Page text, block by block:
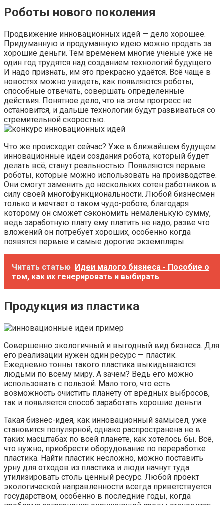
Роботы нового поколения
Продвижение инновационных идей — дело хорошее.
Придуманную и продуманную идею можно продать за
хорошие деньги. Тем временем многие учёные уже не
один год трудятся над созданием технологий будущего.
И надо признать, им это прекрасно удаётся. Всё чаще в
новостях можно увидеть, как появляются роботы,
способные отвечать, совершать определённые
действия. Понятное дело, что на этом прогресс не
остановится, и дальше технологии будут развиваться со
стремительной скоростью.
Что же происходит сейчас? Уже в ближайшем будущем
инновационные идеи создания робота, который будет
делать всё, станут реальностью. Появляются первые
роботы, которые можно использовать на производстве.
Они смогут заменить до нескольких сотен работников в
силу своей многофункциональности. Любой бизнесмен
только и мечтает о таком чудо-роботе, благодаря
которому он сможет сэкономить немаленькую сумму,
ведь заработную плату ему платить не надо, разве что
вложений он потребует хороших, особенно когда
появятся первые и самые дорогие экземпляры.
Читать статью Идеи малого бизнеса - Пособие о
том, как их генерировать и выбирать
Продукция из пластика
Совершенно экологичный и выгодный вид бизнеса. Для
его реализации нужен один ресурс — пластик.
Ежедневно тонны такого пластика выкидываются
людьми по всему миру. А зачем? Ведь его можно
использовать с пользой. Мало того, что есть
возможность очистить планету от вредных выбросов,
так и появляется способ заработать хорошие деньги.
Такая бизнес-идея, как инновационный замысел, уже
становится популярной, однако распространена не в
таких масштабах по всей планете, как хотелось бы. Всё,
что нужно, приобрести оборудование по переработке
пластика. Найти пластик несложно, можно поставить
урну для отходов из пластика и люди начнут туда
утилизировать столь ценный ресурс. Любой проект
экологической направленности всегда приветствуется
государством, особенно в последние годы, когда